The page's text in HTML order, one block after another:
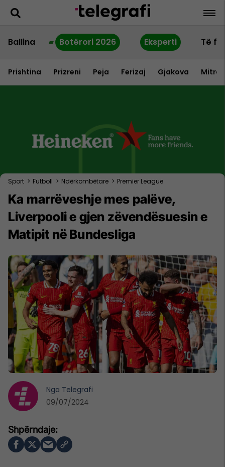
Ballina Botërori 2026 Eksperti Të
Prishtina Prizreni Peja Ferizaj Gjakova
Sport > Futboll > Ndërkombëtare > Premier League
Ka marrëveshje mes palëve,
Liverpooli e gjen zëvendësuesin e
Matipit në Bundesliga
Nga Telegrafi
09/07/2024